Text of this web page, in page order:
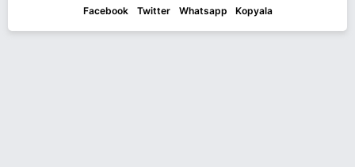
Facebook Twitter Whatsapp Kopyala